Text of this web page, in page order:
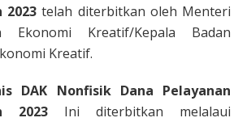
2023telah diterbitkan oleh Menteri
Ekonomi Kreatif/Kepala Badan
Kreatif.
DAK Nonfisik Dana Pelayanan
2023 Ini diterbitkan melalaui